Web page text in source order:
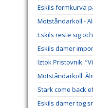
Eskils formkurva
Motståndarkoll -
Eskils reste sig
Eskils damer
Iztok Pristovnik:
Motståndarkoll:
Stark come back
Eskils damer tog